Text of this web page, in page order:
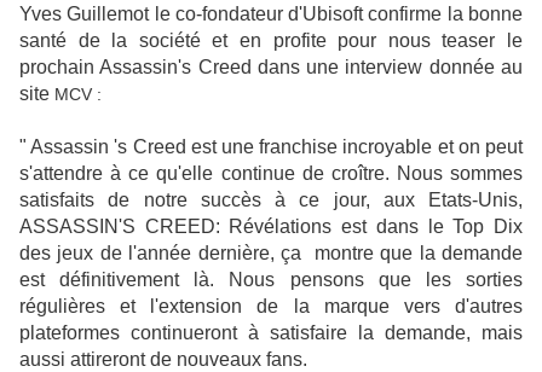
Yves Guillemot le co-fondateur d'Ubisoft confirme la bonne
santé de la société et en profite pour nous teaser le
prochain Assassin's Creed dans une interview donnée au
site MCV :
"Assassin 's Creed est une franchise incroyable et on peut
s'attendre à ce qu'elle continue de croître. Nous sommes
satisfaits de
notre succès à ce jour, aux Etats-Unis,
ASSASSIN'S CREED: Révélations est dans le Top Dix
des jeux de l'année dernière, ça montre que la demande
est
définitivement là. Nous pensons que
les sorties
régulières
et l'extension de la marque vers
d'autres
plateformes continueront à satisfaire la demande, mais
aussi attireront de nouveaux fans.